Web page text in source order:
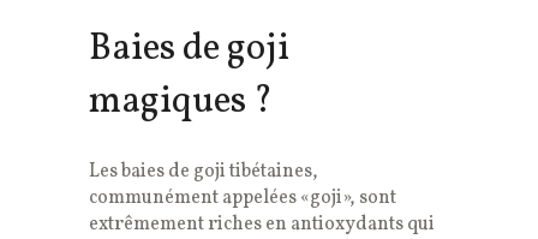
Baies de goji
magiques ?
Les baies de goji tibétaines,
communément appelées «goji», sont
extrêmement riches en antioxydants qui